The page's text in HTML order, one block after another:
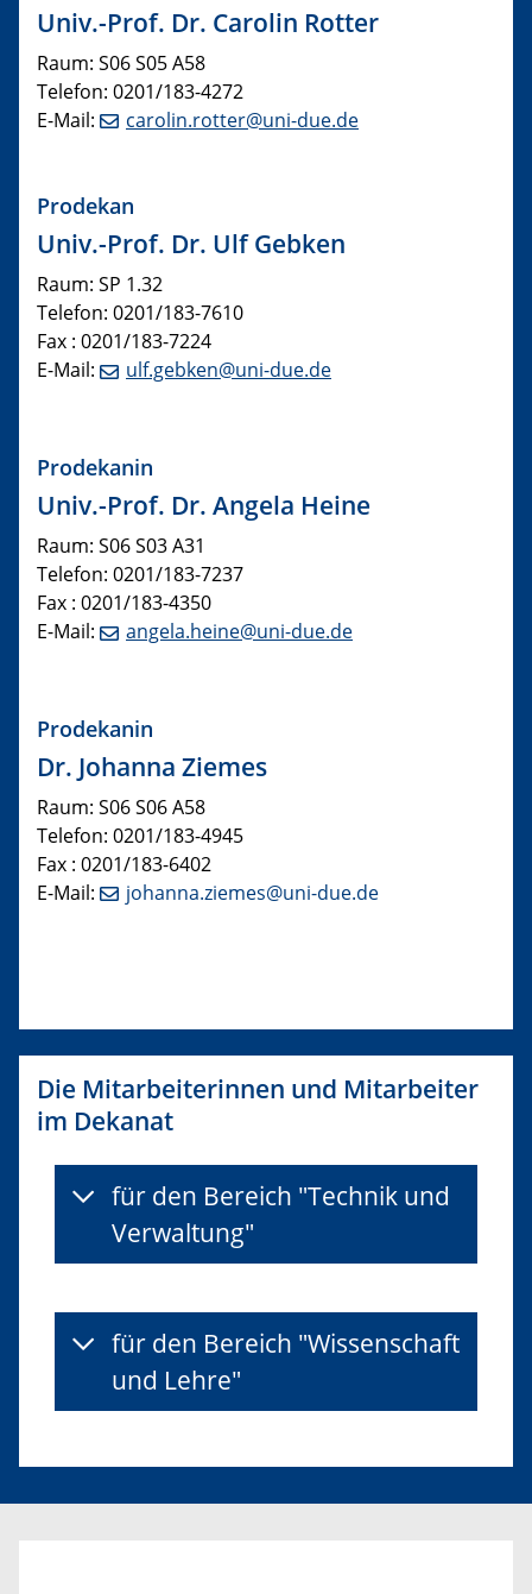
Univ.-Prof. Dr. Carolin Rotter
Raum: S06 S05 A58
Telefon: 0201/183-4272
E-Mail:
carolin.rotter@uni-due.de
Prodekan
Univ.-Prof. Dr. Ulf Gebken
Raum: SP 1.32
Telefon: 0201/183-7610
Fax : 0201/183-7224
E-Mail:
ulf.gebken@uni-due.de
​Prodekanin
Univ.-Prof. Dr. Angela Heine
Raum: S06 S03 A31
Telefon: 0201/183-7237
Fax : 0201/183-4350
E-Mail:
angela.heine@uni-due.de
Prodekanin
Dr. Johanna Ziemes
Raum: S06 S06 A58
Telefon: 0201/183-4945
Fax : 0201/183-6402
E-Mail:
johanna.ziemes@uni-due.de
Die Mitarbeiterinnen und Mitarbeiter
im Dekanat
für den Bereich "Technik und
Verwaltung"
für den Bereich "Wissenschaft
und Lehre"